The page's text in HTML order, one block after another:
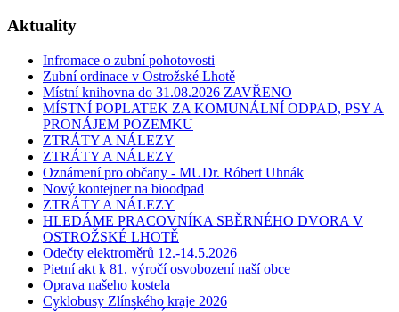
Aktuality
Infromace o zubní pohotovosti
Zubní ordinace v Ostrožské Lhotě
Místní knihovna do 31.08.2026 ZAVŘENO
MÍSTNÍ POPLATEK ZA KOMUNÁLNÍ ODPAD, PSY A
PRONÁJEM POZEMKU
ZTRÁTY A NÁLEZY
ZTRÁTY A NÁLEZY
Oznámení pro občany - MUDr. Róbert Uhnák
Nový kontejner na bioodpad
ZTRÁTY A NÁLEZY
HLEDÁME PRACOVNÍKA SBĚRNÉHO DVORA V
OSTROŽSKÉ LHOTĚ
Odečty elektroměrů 12.-14.5.2026
Pietní akt k 81. výročí osvobození naší obce
Oprava našeho kostela
Cyklobusy Zlínského kraje 2026